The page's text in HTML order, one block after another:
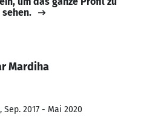
sehen.
Mardiha
2017 - Mai 2020